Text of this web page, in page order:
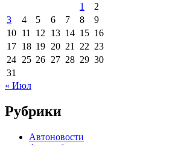
1
2
3
4 5 6 7 8
9
10 11 12 13 14 15 16
17 18 19 20 21 22 23
24 25 26 27 28 29 30
31
« Июл
Рубрики
Автоновости